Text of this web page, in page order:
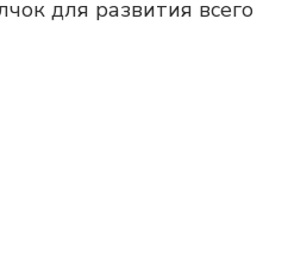
для развития всего